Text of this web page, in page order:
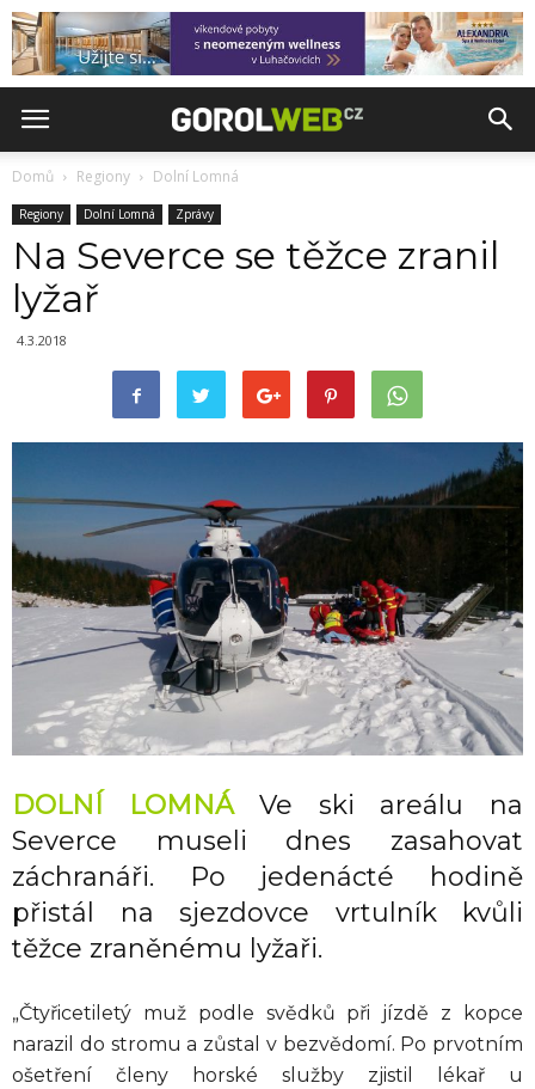
Domů Regiony Dolní Lomná
Regiony Dolní Lomná Zprávy
Na Severce se těžce zranil
lyžař
4.3.2018
DOLNÍ LOMNÁVe ski areálu na
Severce museli dnes zasahovat
záchranáři. Po jedenácté hodině
přistál na sjezdovce vrtulník kvůli
těžce zraněnému lyžaři.
„Čtyřicetiletý muž podle svědků při jízdě z kopce
narazil do stromu a zůstal v bezvědomí. Po prvotním
ošetření členy horské služby zjistil lékař u